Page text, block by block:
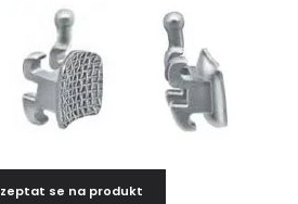
zeptat se na produkt